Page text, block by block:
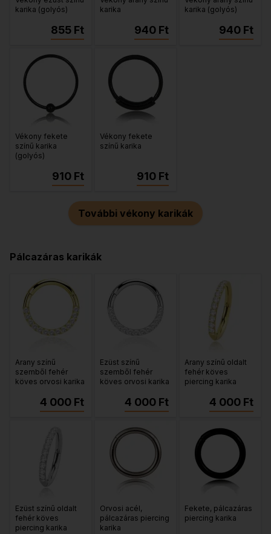
karika (golyós)
855 Ft
karika
940 Ft
karika (golyós)
940 Ft
Vékony fekete
színű karika
(golyós)
910 Ft
Vékony fekete
színű karika
910 Ft
További vékony karikák
Pálcazáras karikák
Arany színű
szemből fehér
köves orvosi karika
4 000 Ft
Ezüst színű
szemből fehér
köves orvosi karika
4 000 Ft
Arany színű oldalt
fehér köves
piercing karika
4 000 Ft
Ezüst színű oldalt
fehér köves
piercing karika
Orvosi acél,
pálcazáras piercing
karika
Fekete, pálcazáras
piercing karika